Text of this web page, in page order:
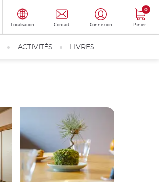
Localisation Contact Connexion Panier
0
ACTIVITÉS LIVRES